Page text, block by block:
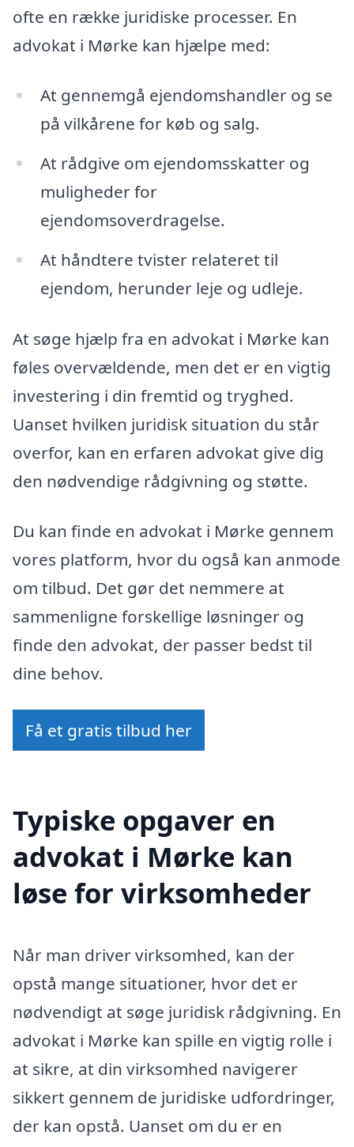
ofte en række juridiske processer. En
advokat i Mørke kan hjælpe med:
At gennemgå ejendomshandler og se
på vilkårene for køb og salg.
At rådgive om ejendomsskatter og
muligheder for
ejendomsoverdragelse.
At håndtere tvister relateret til
ejendom, herunder leje og udleje.
At søge hjælp fra en advokat i Mørke kan
føles overvældende, men det er en vigtig
investering i din fremtid og tryghed.
Uanset hvilken juridisk situation du står
overfor, kan en erfaren advokat give dig
den nødvendige rådgivning og støtte.
Du kan finde en advokat i Mørke gennem
vores platform, hvor du også kan anmode
om tilbud. Det gør det nemmere at
sammenligne forskellige løsninger og
finde den advokat, der passer bedst til
dine behov.
Få et gratis tilbud her
Typiske opgaver en
advokat i Mørke kan
løse for virksomheder
Når man driver virksomhed, kan der
opstå mange situationer, hvor det er
nødvendigt at søge juridisk rådgivning. En
advokat i Mørke kan spille en vigtig rolle i
at sikre, at din virksomhed navigerer
sikkert gennem de juridiske udfordringer,
der kan opstå. Uanset om du er en